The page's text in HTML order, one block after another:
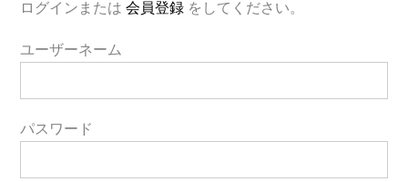
ログインまたは会員登録 をしてください。
ユーザーネーム
パスワード